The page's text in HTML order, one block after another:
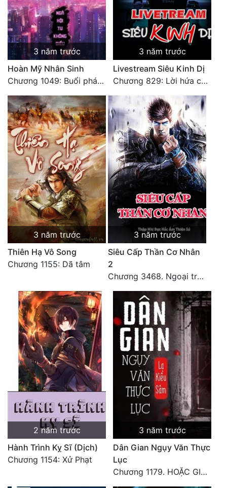
3 năm trước
Hoàn Mỹ Nhân Sinh
Chương 1049: Buổi phát sóng trực tiếp của Hàn Phi (2)
3 năm trước
Livestream Siêu Kinh Dị
Chương 829: Lời hứa cuối cùng (hết trọn bộ - chương miễn phí)
3 năm trước
Thiên Hạ Vô Song
Chương 1155: Dã tâm
3 năm trước
Siêu Cấp Thần Cơ Nhân
2
Chương 3468. Ngoại truyện 2: Vũ trụ của ta ở đó (2)
2 năm trước
Hành Trình Kỵ Sĩ (Dịch)
Chương 1154: Xử Phạt
3 năm trước
Dân Gian Ngụy Văn Thực
Lục
Chương 1179. HOẶC GIẢ TÔI CÓ THỂ CHO CẬU ĐÁP ÁN (TOÀN TRUYỆN HẾT)